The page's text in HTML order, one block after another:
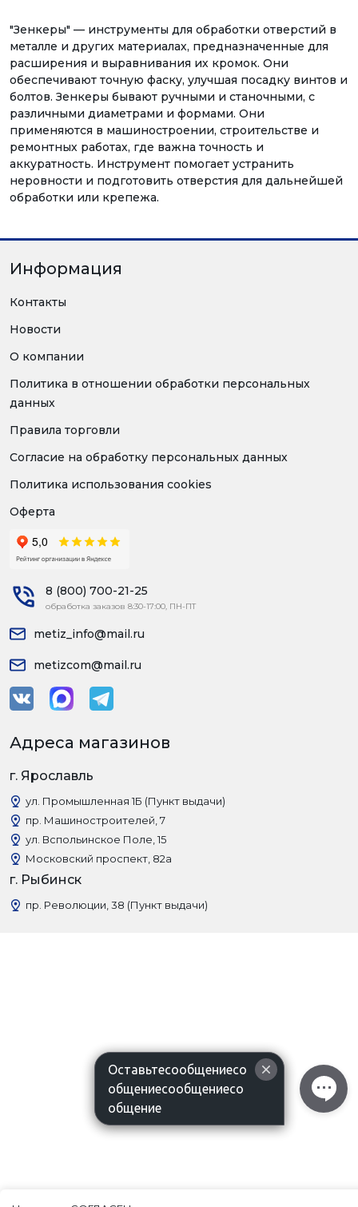
"Зенкеры" — инструменты для обработки отверстий в
металле и других материалах, предназначенные для
расширения и выравнивания их кромок. Они
обеспечивают точную фаску, улучшая посадку винтов и
болтов. Зенкеры бывают ручными и станочными, с
различными диаметрами и формами. Они
применяются в машиностроении, строительстве и
ремонтных работах, где важна точность и
аккуратность. Инструмент помогает устранить
неровности и подготовить отверстия для дальнейшей
обработки или крепежа.
Информация
Контакты
Новости
О компании
Политика в отношении обработки персональных
данных
Правила торговли
Согласие на обработку персональных данных
Политика использования cookies
Оферта
8 (800) 700-21-25
обработка заказов 8:30-17:00, ПН-ПТ
metiz_info@mail.ru
metizcom@mail.ru
Адреса магазинов
г. Ярославль
ул. Промышленная 1Б (Пункт выдачи)
пр. Машиностроителей, 7
ул. Вспольинское Поле, 15
Московский проспект, 82а
г. Рыбинск
пр. Революции, 38 (Пункт выдачи)
Оставьтесообщениесо
общениесообщениесо
общение